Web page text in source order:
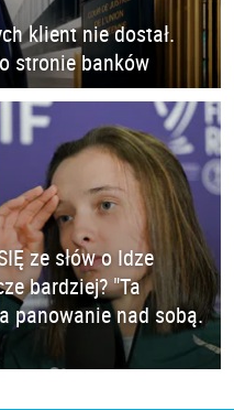
klient nie dostał.
stronie banków
ze słów o Idze
bardziej? "Ta
panowanie nad sobą.